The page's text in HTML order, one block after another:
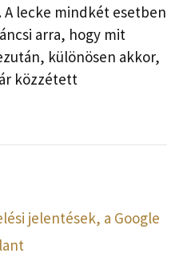
A lecke mindkét esetben
arra, hogy mit
különösen akkor,
közzétett
jelentések, a Google